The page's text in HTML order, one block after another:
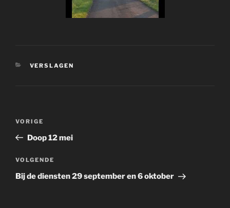
CATEGORIEËN
VERSLAGEN
Vorig
bericht
VORIGE
Doop 12 mei
Volgend
bericht
VOLGENDE
Bij de diensten 29 september en 6 oktober